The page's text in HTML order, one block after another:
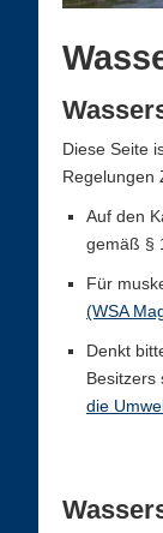
Diese Seite
Regelungen
Auf den
gemäß §
Für
(WSA
Denkt
Besitzers
die